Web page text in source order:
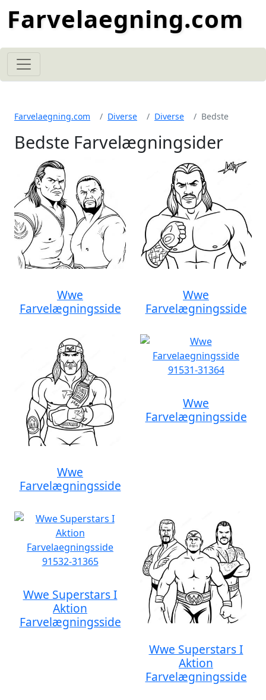
Farvelaegning.com
Farvelaegning.com Diverse Diverse Bedste
Bedste Farvelægningsider
Wwe
Farvelægningsside
Wwe
Farvelægningsside
Wwe
Farvelægningsside
Wwe
Farvelægningsside
Wwe Superstars I
Aktion
Farvelægningsside
Wwe Superstars I
Aktion
Farvelægningsside